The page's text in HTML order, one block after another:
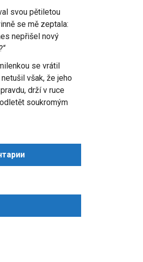
svou pětiletou
se mě zeptala:
nepřišel nový
se vrátil
však, že jeho
drží v ruce
soukromým